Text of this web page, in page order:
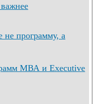
программу, а
МВА и Executive